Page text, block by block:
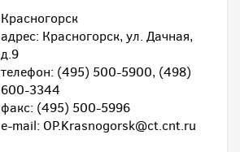
Красногорск
адрес: Красногорск, ул. Дачная,
д.9
телефон: (495) 500-5900, (498)
600-3344
факс: (495) 500-5996
e-mail: OP.Krasnogorsk@ct.cnt.ru